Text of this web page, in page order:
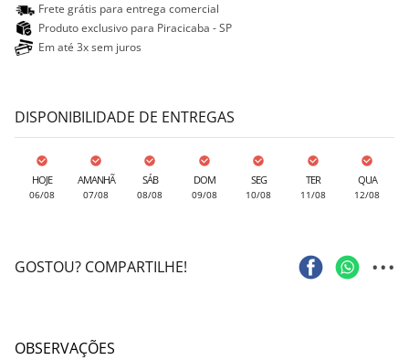
Frete grátis para entrega comercial
Produto exclusivo para Piracicaba - SP
Em até 3x sem juros
DISPONIBILIDADE DE ENTREGAS
HOJE
06/08
AMANHÃ
07/08
SÁB
08/08
DOM
09/08
SEG
10/08
TER
11/08
QUA
12/08
GOSTOU? COMPARTILHE! ...
OBSERVAÇÕES